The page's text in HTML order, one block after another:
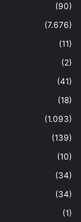
(90)
(7.676)
(11)
(2)
(41)
(18)
(1.093)
(139)
(10)
(34)
(34)
(1)